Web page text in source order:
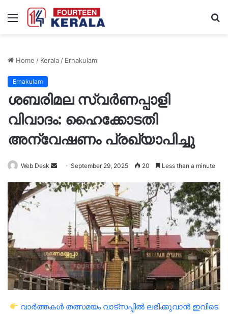
Menu
Home / Kerala/ Ernakulam
Ernakulam
ശബരിമല സ്വർണപ്പാളി
വിവാദം: ഹൈക്കോടതി
അന്വേഷണം പ്രഖ്യാപിച്ചു
Web Desk
Send
email
September 29, 2025 20 Less than a minute
വാർത്തകൾ തത്സമയം വാട്സപ്പിൽ ലഭിക്കുവാൻ ഇവിടെ